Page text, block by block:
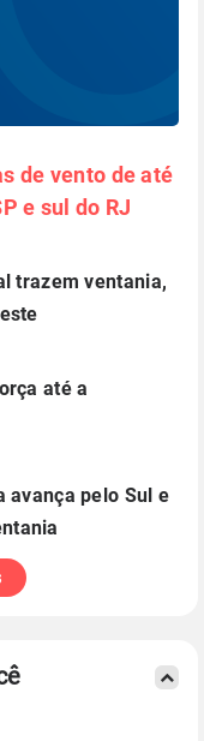
de vento de até
e sul do RJ
trazem ventania,
até a
avança pelo Sul e